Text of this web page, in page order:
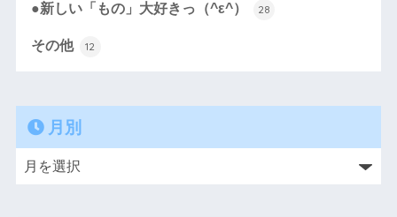
●新しい「もの」大好きっ（^ε^） 28
その他 12
月別